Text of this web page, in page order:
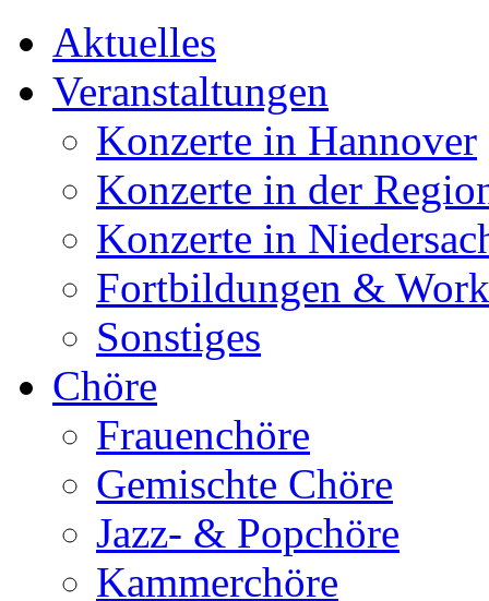
Aktuelles
Veranstaltungen
Konzerte in Hannover
Konzerte in der
Konzerte in
Fortbildungen &
Sonstiges
Chöre
Frauenchöre
Gemischte Chöre
Jazz- & Popchöre
Kammerchöre